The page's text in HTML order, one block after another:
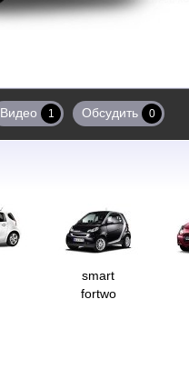
Видео 1 Обсудить 0
smart
fortwo